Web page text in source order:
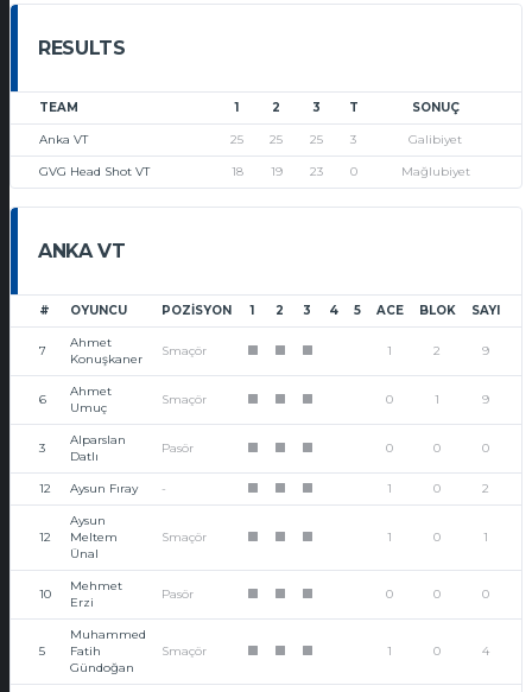
RESULTS
TEAM 1 2 3 T SONUÇ
Anka VT 25 25 25 3 Galibiyet
GVG Head Shot VT 18 19 23 0 Mağlubiyet
ANKA VT
# OYUNCU POZISYON 1 2 3 4 5 ACE BLOK SAYI
7
Ahmet
Konuşkaner
Smaçör 1 2 9
6
Ahmet
Umuç
Smaçör 0 1 9
3
Alparslan
Datlı
Pasör 0 0 0
12 Aysun Fıray - 1 0 2
12
Aysun
Meltem
Ünal
Smaçör 1 0 1
10
Mehmet
Erzi
Pasör 0 0 0
5
Muhammed
Fatih
Gündoğan
Smaçör 1 0 4